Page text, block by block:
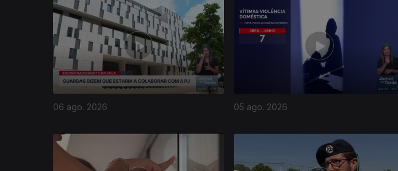
06 ago. 2026 05 ago. 2026